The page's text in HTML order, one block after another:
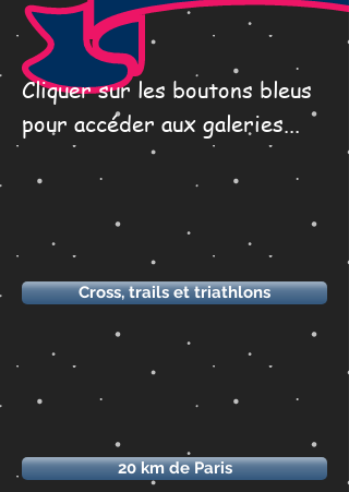
Cliquer sur les boutons bleus
pour accéder aux galeries...
Cross, trails et triathlons
20 km de Paris